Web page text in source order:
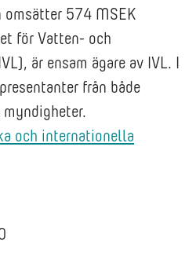
omsätter 574 MSEK
för Vatten- och
är ensam ägare av IVL. I
från både
och internationella